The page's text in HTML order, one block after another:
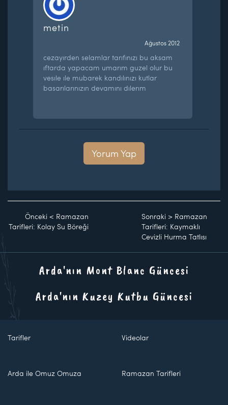
metin
Ağustos 2012
cezayırden selamlar tarıfınızı bu aksam
ıftarda yapacam umarım guzel olur bu
vesıle ıle mubarek kandılınızı kutlar
basarılarınızın devamını dılerım
Yorum Yap
Önceki < Ramazan
Tarifleri: Kolay Su Böreği
Sonraki > Ramazan
Tarifleri: Kaymaklı
Cevizli Hurma Tatlısı
Arda'nın Mont Blanc Güncesi
Arda'nın Kuzey Kutbu Güncesi
Tarifler Videolar
Arda ile Omuz Omuza Ramazan Tarifleri